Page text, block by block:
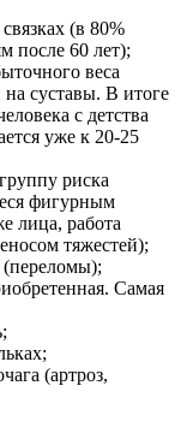
(в 80%
после 60 лет);
веса
на суставы. В итоге
с детства
уже к 20-25
риска
фигурным
лица, работа
тяжестей);
(переломы);
Самая
(артроз,